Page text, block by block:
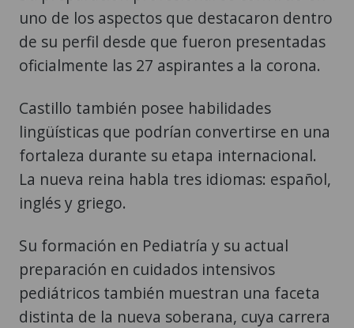
uno de los aspectos que destacaron dentro
de su perfil desde que fueron presentadas
oficialmente las 27 aspirantes a la corona.
Castillo también posee habilidades
lingüísticas que podrían convertirse en una
fortaleza durante su etapa internacional.
La nueva reina habla tres idiomas: español,
inglés y griego.
Su formación en Pediatría y su actual
preparación en cuidados intensivos
pediátricos también muestran una faceta
distinta de la nueva soberana, cuya carrera